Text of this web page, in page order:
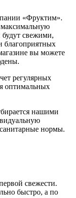
«Фруктим».
будут свежими,
благоприятных
вы можете
регулярных
оптимальных
нашими
нормы.
свежести.
быстро, а по